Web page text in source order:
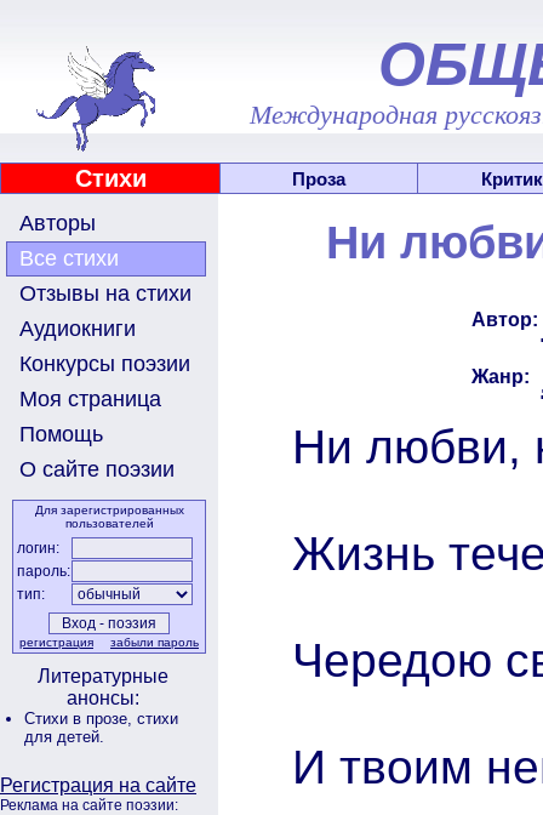
Международная
Стихи Проза
Авторы
Все стихи
Отзывы на стихи
Аудиокниги
Конкурсы поэзии
Моя страница
Помощь
О сайте поэзии
Для зарегистрированных
пользователей
логин:
пароль:
тип:
регистрация забыли пароль
Литературные
анонсы:
Стихи в прозе, стихи
для детей.
Регистрация на сайте
Реклама на сайте поэзии:
Ни
Автор:
Жанр:
Ни любви,
Жизнь
Чередою
И твоим